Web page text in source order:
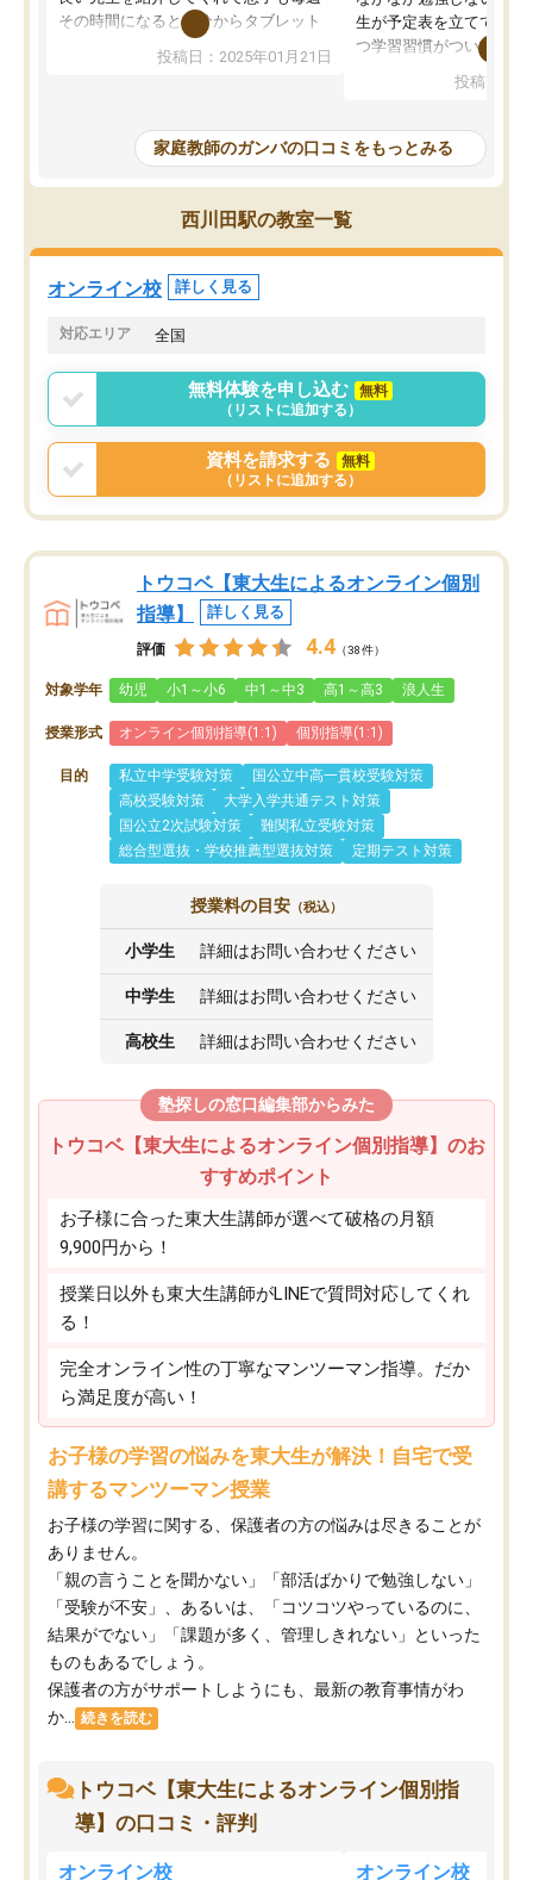
その時間になると自分からタブレット
を開いてzoomを繋げるようになりまし
た！5科目なんでもOKなのもとても気
めて1年ほどだった今では平均点以上の
科目が増えてきました！あと1年受験ま
であるので無料の週末教室を使用しな
がら頑張って欲しいと思います！
投稿日：2025年01月21日
生が予定表を立ててくれ
つ学習習慣がついてきま
指導が無い日も予定表
問できるのでとても助か
投稿日：
家庭教師のガンバの口コミをもっとみる
西川田駅の教室一覧
オンライン校 詳しく見る
対応エリア 全国
無料体験を申し込む
無料
（リストに追加する）
資料を請求する
無料
（リストに追加する）
トウコベ【東大生によるオンライン個別
指導】
詳しく見る
評価 4.4 （38件）
対象学年 幼児 小1～小6 中1～中3 高1～高3 浪人生
授業形式 オンライン個別指導(1:1) 個別指導(1:1)
目的 私立中学受験対策
国公立中高一貫校受験対策
高校受験対策
大学入学共通テスト対策
国公立2次試験対策
難関私立受験対策
総合型選抜・学校推薦型選抜対策
定期テスト対策
授業料の目安 （税込）
小学生 詳細はお問い合わせください
中学生 詳細はお問い合わせください
高校生 詳細はお問い合わせください
塾探しの窓口編集部からみた
トウコベ【東大生によるオンライン個別指導】のお
すすめポイント
お子様に合った東大生講師が選べて破格の月額
9,900円から！
授業日以外も東大生講師がLINEで質問対応してくれ
る！
完全オンライン性の丁寧なマンツーマン指導。だか
ら満足度が高い！
お子様の学習の悩みを東大生が解決！自宅で受
講するマンツーマン授業
お子様の学習に関する、保護者の方の悩みは尽きることが
ありません。
「親の言うことを聞かない」「部活ばかりで勉強しない」
「受験が不安」、あるいは、「コツコツやっているのに、
結果がでない」「課題が多く、管理しきれない」といった
ものもあるでしょう。
保護者の方がサポートしようにも、最新の教育事情がわ
か...
続きを読む
トウコベ【東大生によるオンライン個別指
導】の口コミ・評判
オンライン校 オンライン校